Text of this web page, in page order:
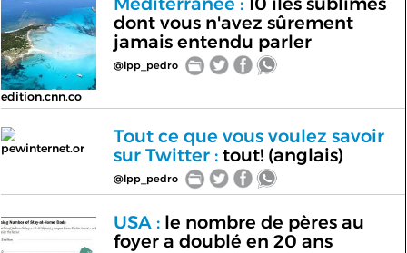
edition.cnn.co
dont vous n'avez sûrement
jamais entendu parler
@lpp_pedro
pewinternet.or
Tout ce que vous voulez savoir
sur Twitter :tout! (anglais)
@lpp_pedro
USA :le nombre de pères au
foyer a doublé en 20 ans